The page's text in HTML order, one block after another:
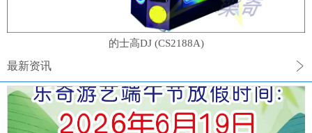
的士高DJ (CS2188A)
最新资讯